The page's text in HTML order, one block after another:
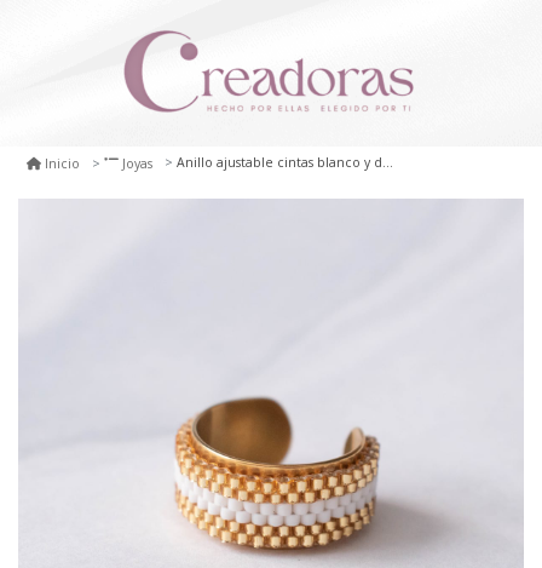
Inicio Joyas Anillo ajustable cintas blanco y dorado